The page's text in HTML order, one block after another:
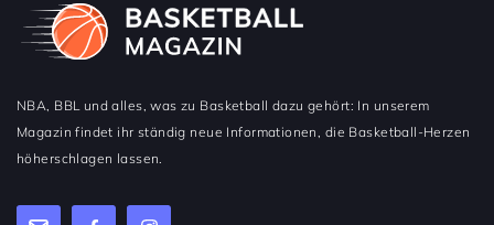
NBA, BBL und alles, was zu Basketball dazu gehört: In unserem
Magazin findet ihr ständig neue Informationen, die Basketball-Herzen
höherschlagen lassen.